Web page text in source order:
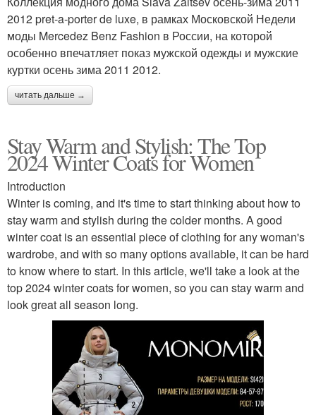
2012 pret-a-porter de luxe, в рамках Московской Недели
моды Mercedez Benz Fashion в России, на которой
особенно впечатляет показ мужской одежды и мужские
куртки осень зима 2011 2012.
читать дальше →
Stay Warm and Stylish: The Top
2024 Winter Coats for Women
Introduction
Winter is coming, and it's time to start thinking about how to
stay warm and stylish during the colder months. A good
winter coat is an essential piece of clothing for any woman's
wardrobe, and with so many options available, it can be hard
to know where to start. In this article, we'll take a look at the
top 2024 winter coats for women, so you can stay warm and
look great all season long.